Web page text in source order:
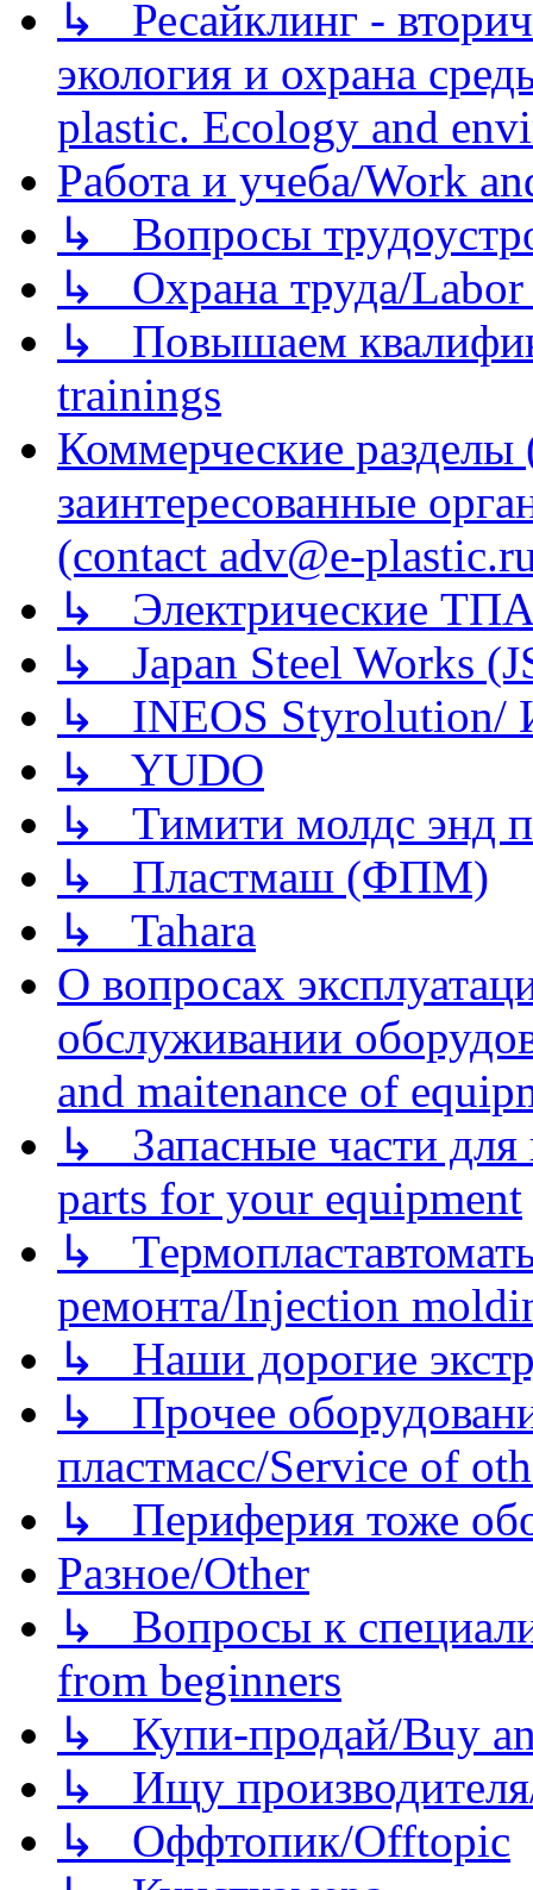
↳ Ресайклинг -
экология и охрана
plastic. Ecology and
Работа и учеба/Work
↳ Вопросы
↳ Охрана труда/Labor
↳ Повышаем
trainings
Коммерческие
заинтересованные
(contact adv@e-
↳ Электрические
↳ Japan Steel Works
↳ INEOS
↳ YUDO
↳ Тимити молдс энд
↳ Пластмаш (ФПМ)
↳ Tahara
О вопросах
обслуживании
and maitenance of
↳ Запасные части для
parts for your equipment
↳
ремонта/Injection
↳ Наши дорогие
↳ Прочее
пластмасс/Service of
↳ Периферия тоже
Разное/Other
↳ Вопросы к
from beginners
↳ Купи-продай/Buy
↳ Ищу
↳ Оффтопик/Offtopic